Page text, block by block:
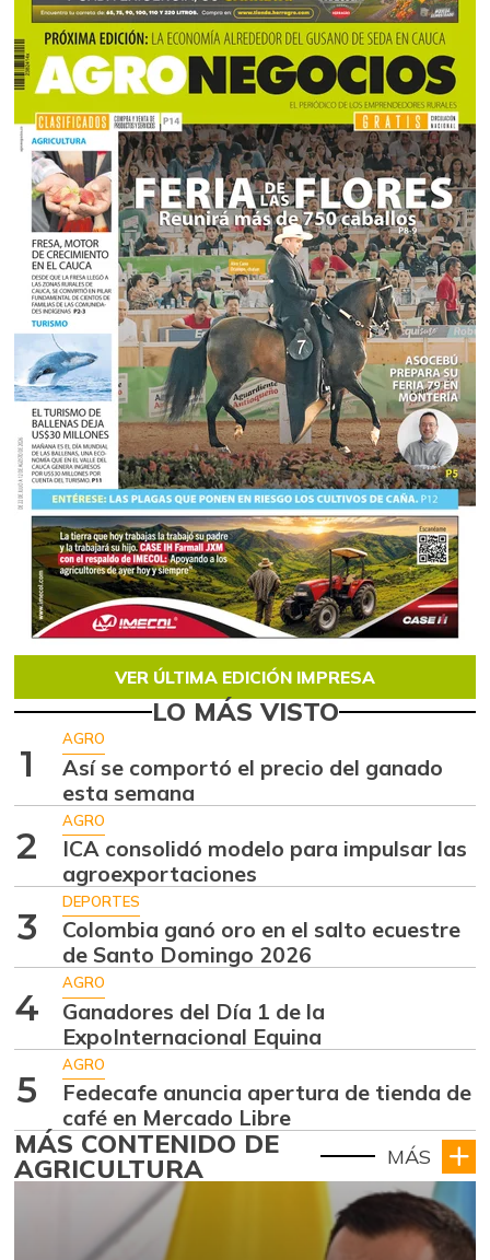
VER ÚLTIMA EDICIÓN IMPRESA
LO MÁS VISTO
1
AGRO
Así se comportó el precio del ganado
esta semana
2
AGRO
ICA consolidó modelo para impulsar las
agroexportaciones
3
DEPORTES
Colombia ganó oro en el salto ecuestre
de Santo Domingo 2026
4
AGRO
Ganadores del Día 1 de la
ExpoInternacional Equina
5
AGRO
Fedecafe anuncia apertura de tienda de
café en Mercado Libre
MÁS CONTENIDO DE
AGRICULTURA MÁS